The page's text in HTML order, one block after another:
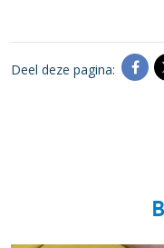
Deel deze pagina: